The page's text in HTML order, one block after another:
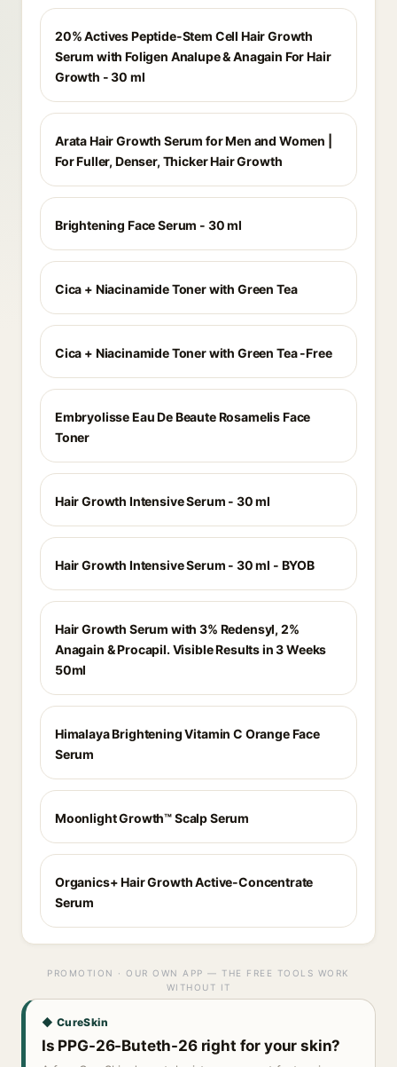
20% Actives Peptide-Stem Cell Hair Growth
Serum with Foligen Analupe & Anagain For Hair
Growth - 30 ml
Arata Hair Growth Serum for Men and Women |
For Fuller, Denser, Thicker Hair Growth
Brightening Face Serum - 30 ml
Cica + Niacinamide Toner with Green Tea
Cica + Niacinamide Toner with Green Tea -Free
Embryolisse Eau De Beaute Rosamelis Face
Toner
Hair Growth Intensive Serum - 30 ml
Hair Growth Intensive Serum - 30 ml - BYOB
Hair Growth Serum with 3% Redensyl, 2%
Anagain & Procapil. Visible Results in 3 Weeks
50ml
Himalaya Brightening Vitamin C Orange Face
Serum
Moonlight Growth™ Scalp Serum
Organics+ Hair Growth Active-Concentrate
Serum
PROMOTION · OUR OWN APP — THE FREE TOOLS WORK
WITHOUT IT
◆ CureSkin
Is PPG-26-Buteth-26 right for your skin?